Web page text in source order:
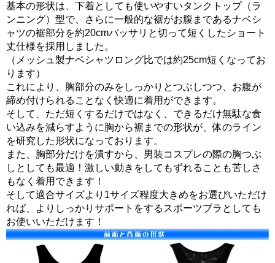
基本の形状は、下着としても使いやすいタンクトップ（ラ
ンニング）型で、さらに一般的な裾がお腹まであるナベシ
ャツの裾部分を約20cmバッサリと切って短くしたショート
丈仕様を採用しました。
（メッシュ製ナベシャツロング比では約25cm短くなってお
ります）
これにより、胸部分のみをしっかりとつぶしつつ、お腹が
締め付けられることなく快適に着用ができます。
そして、ただ短くするだけではなく、できるだけ無駄な食
い込みを減らすように胸から裾までの形状が、体のライン
を研究した形状になっております。
また、胸部分だけを潰すから、男装コスプレの際の胸つぶ
しとしても最適！激しい動きをしてもずれることも苦しさ
もなく着用できます！
そして適合サイズより1サイズ程度大きめをお選びいただけ
れば、よりしっかりサポートをするスポーツブラとしても
お使いいただけます！